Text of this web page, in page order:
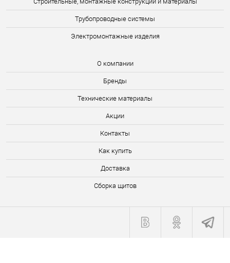
Трубопроводные системы
Электромонтажные изделия
О компании
Бренды
Технические материалы
Акции
Контакты
Как купить
Доставка
Сборка щитов